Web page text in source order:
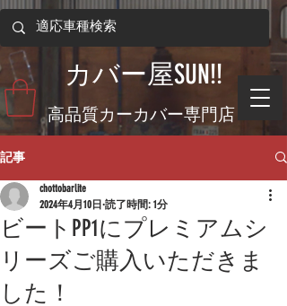
​高品質カーカバー専門店
​カバー屋SUN!!
記事
ビートPP1にプレミアムシ
リーズご購入いただきま
した！
chottobarlite
2024年4月10日 読了時間: 1分